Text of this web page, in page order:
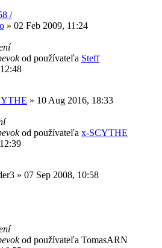
/
» 02 Feb 2009, 11:24
od používateľa Steff
» 10 Aug 2016, 18:33
od používateľa x-SCYTHE
» 07 Sep 2008, 10:58
od používateľa TomasARN